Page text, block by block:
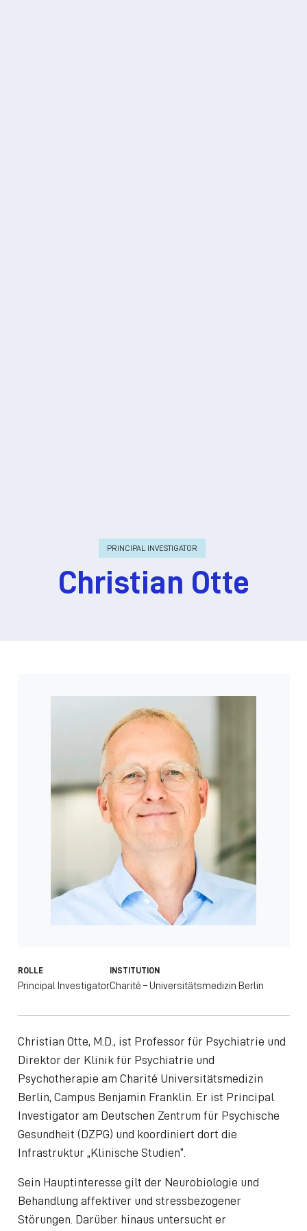
PRINCIPAL INVESTIGATOR
Christian Otte
ROLLE
Principal Investigator
INSTITUTION
Charité – Universitätsmedizin Berlin
Christian Otte, M.D., ist Professor für Psychiatrie und
Direktor der Klinik für Psychiatrie und
Psychotherapie am Charité Universitätsmedizin
Berlin, Campus Benjamin Franklin. Er ist Principal
Investigator am Deutschen Zentrum für Psychische
Gesundheit (DZPG) und koordiniert dort die
Infrastruktur „Klinische Studien“.
Sein Hauptinteresse gilt der Neurobiologie und
Behandlung affektiver und stressbezogener
Störungen. Darüber hinaus untersucht er